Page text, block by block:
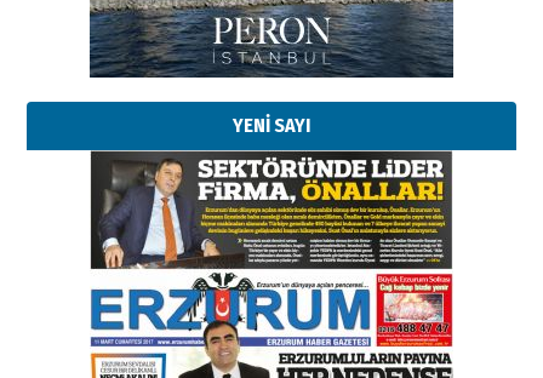
YENİ SAYI
Kadir SABUNCUOĞLU
Erzurumspor’un köşe taşları
29 Haziran 2026 Pazartesi
Kenan GÜLERCİ
Murat Şahsuvaroğlu ERKON’da
çıtayı yukarı taşırken,
yönetimdekiler aşağı
çekmemeli!
17 Şubat 2026 SalıOrhan BOZKURT
Bir fotoğraf, bir şehir, bir
gazeteci… Dizginler kimin
elinde?
31 Mart 2026 Salı
A. Berhan Yılmaz